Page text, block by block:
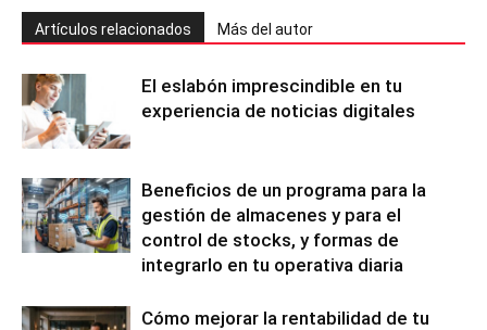
Artículos relacionados Más del autor
El eslabón imprescindible en tu
experiencia de noticias digitales
Beneficios de un programa para la
gestión de almacenes y para el
control de stocks, y formas de
integrarlo en tu operativa diaria
Cómo mejorar la rentabilidad de tu